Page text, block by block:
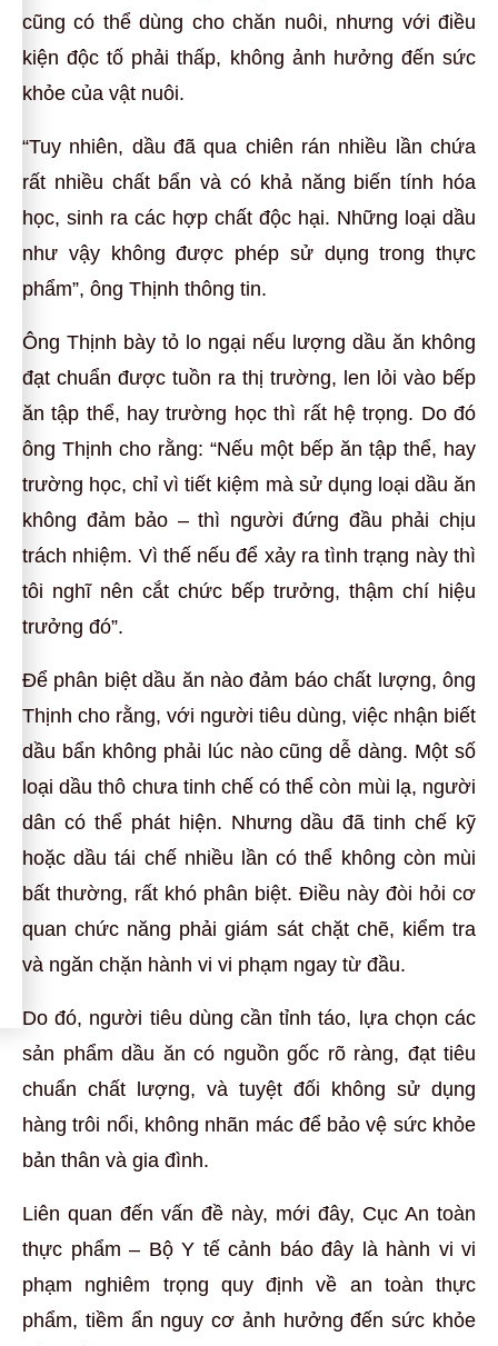
cũng có thể dùng cho chăn nuôi, nhưng với điều
kiện độc tố phải thấp, không ảnh hưởng đến sức
khỏe của vật nuôi.
“Tuy nhiên, dầu đã qua chiên rán nhiều lần chứa
rất nhiều chất bẩn và có khả năng biến tính hóa
học, sinh ra các hợp chất độc hại. Những loại dầu
như vậy không được phép sử dụng trong thực
phẩm”, ông Thịnh thông tin.
Ông Thịnh bày tỏ lo ngại nếu lượng dầu ăn không
đạt chuẩn được tuồn ra thị trường, len lỏi vào bếp
ăn tập thể, hay trường học thì rất hệ trọng. Do đó
ông Thịnh cho rằng: “Nếu một bếp ăn tập thể, hay
trường học, chỉ vì tiết kiệm mà sử dụng loại dầu ăn
không đảm bảo – thì người đứng đầu phải chịu
trách nhiệm. Vì thế nếu để xảy ra tình trạng này thì
tôi nghĩ nên cắt chức bếp trưởng, thậm chí hiệu
trưởng đó”.
Để phân biệt dầu ăn nào đảm báo chất lượng, ông
Thịnh cho rằng, với người tiêu dùng, việc nhận biết
dầu bẩn không phải lúc nào cũng dễ dàng. Một số
loại dầu thô chưa tinh chế có thể còn mùi lạ, người
dân có thể phát hiện. Nhưng dầu đã tinh chế kỹ
hoặc dầu tái chế nhiều lần có thể không còn mùi
bất thường, rất khó phân biệt. Điều này đòi hỏi cơ
quan chức năng phải giám sát chặt chẽ, kiểm tra
và ngăn chặn hành vi vi phạm ngay từ đầu.
Do đó, người tiêu dùng cần tỉnh táo, lựa chọn các
sản phẩm dầu ăn có nguồn gốc rõ ràng, đạt tiêu
chuẩn chất lượng, và tuyệt đối không sử dụng
hàng trôi nổi, không nhãn mác để bảo vệ sức khỏe
bản thân và gia đình.
Liên quan đến vấn đề này, mới đây, Cục An toàn
thực phẩm – Bộ Y tế cảnh báo đây là hành vi vi
phạm nghiêm trọng quy định về an toàn thực
phẩm, tiềm ẩn nguy cơ ảnh hưởng đến sức khỏe